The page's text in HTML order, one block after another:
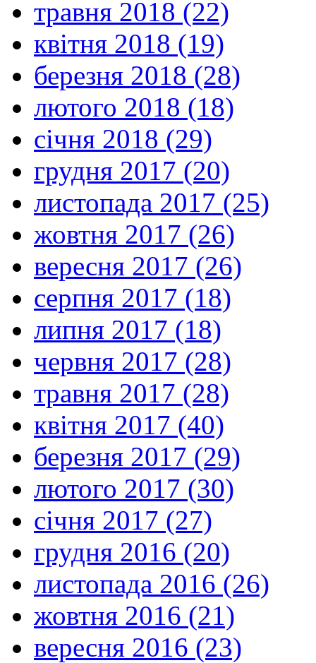
травня 2018 (22)
квітня 2018 (19)
березня 2018 (28)
лютого 2018 (18)
січня 2018 (29)
грудня 2017 (20)
листопада 2017 (25)
жовтня 2017 (26)
вересня 2017 (26)
серпня 2017 (18)
липня 2017 (18)
червня 2017 (28)
травня 2017 (28)
квітня 2017 (40)
березня 2017 (29)
лютого 2017 (30)
січня 2017 (27)
грудня 2016 (20)
листопада 2016 (26)
жовтня 2016 (21)
вересня 2016 (23)